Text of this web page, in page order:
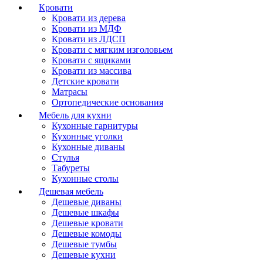
Кровати
Кровати из дерева
Кровати из МДФ
Кровати из ЛДСП
Кровати с мягким изголовьем
Кровати с ящиками
Кровати из массива
Детские кровати
Матрасы
Ортопедические основания
Мебель для кухни
Кухонные гарнитуры
Кухонные уголки
Кухонные диваны
Стулья
Табуреты
Кухонные столы
Дешевая мебель
Дешевые диваны
Дешевые шкафы
Дешевые кровати
Дешевые комоды
Дешевые тумбы
Дешевые кухни